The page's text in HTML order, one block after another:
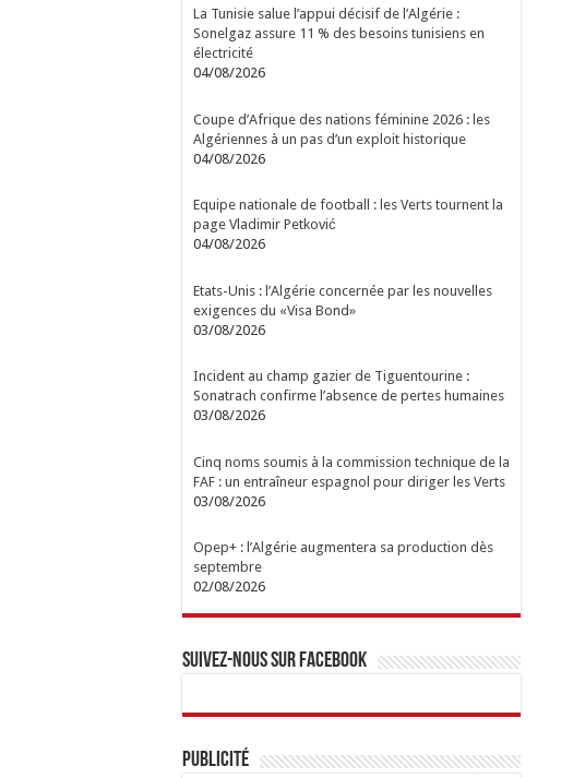
La Tunisie salue l’appui décisif de l’Algérie :
Sonelgaz assure 11 % des besoins tunisiens en
électricité
04/08/2026
Coupe d’Afrique des nations féminine 2026 : les
Algériennes à un pas d’un exploit historique
04/08/2026
Equipe nationale de football : les Verts tournent la
page Vladimir Petković
04/08/2026
Etats-Unis : l’Algérie concernée par les nouvelles
exigences du «Visa Bond»
03/08/2026
Incident au champ gazier de Tiguentourine :
Sonatrach confirme l’absence de pertes humaines
03/08/2026
Cinq noms soumis à la commission technique de la
FAF : un entraîneur espagnol pour diriger les Verts
03/08/2026
Opep+ : l’Algérie augmentera sa production dès
septembre
02/08/2026
Suivez-nous sur Facebook
Publicité